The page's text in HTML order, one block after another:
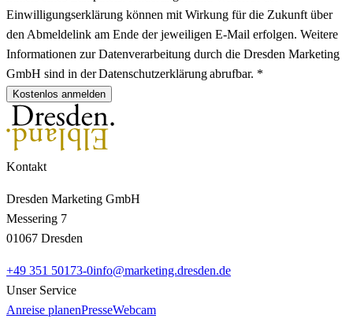
Einwilligungserklärung können mit Wirkung für die Zukunft über
den Abmeldelink am Ende der jeweiligen E-Mail erfolgen. Weitere
Informationen zur Datenverarbeitung durch die Dresden Marketing
GmbH sind in der Datenschutzerklärung abrufbar. *
Kostenlos anmelden
Kontakt
Dresden Marketing GmbH
Messering 7
01067 Dresden
+49 351 50173-0info@marketing.dresden.de
Unser Service
Anreise planenPresseWebcam